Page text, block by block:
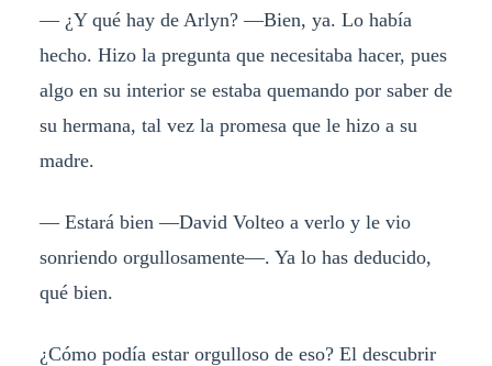
— ¿Y qué hay de Arlyn? —Bien, ya. Lo había
hecho. Hizo la pregunta que necesitaba hacer, pues
algo en su interior se estaba quemando por saber de
su hermana, tal vez la promesa que le hizo a su
madre.
— Estará bien —David Volteo a verlo y le vio
sonriendo orgullosamente—. Ya lo has deducido,
qué bien.
¿Cómo podía estar orgulloso de eso? El descubrir